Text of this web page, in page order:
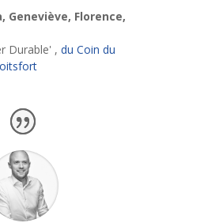
Geneviève, Florence,
Durable' , du Coin du